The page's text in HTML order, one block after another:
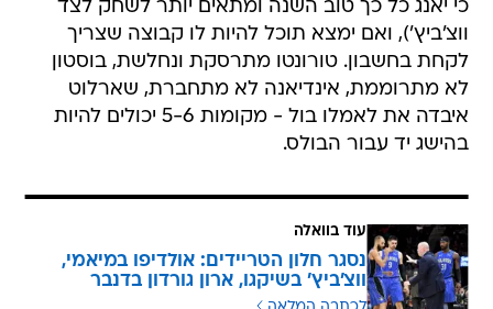
כי יאנג כל כך טוב השנה ומתאים יותר לשחק לצד
ווצ'ביץ'), ואם ימצא תוכל להיות לו קבוצה שצריך
לקחת בחשבון. טורונטו מתרסקת ונחלשת, בוסטון
לא מתרוממת, אינדיאנה לא מתחברת, שארלוט
איבדה את לאמלו בול - מקומות 5-6 יכולים להיות
בהישג יד עבור הבולס.
עוד בוואלה
נסגר חלון הטריידים: אולדיפו במיאמי,
ווצ'ביץ' בשיקגו, ארון גורדון בדנבר